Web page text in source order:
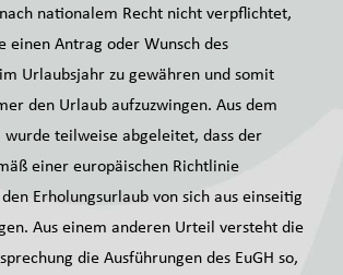
nationalem Recht nicht verpflichtet,
einen Antrag oder Wunsch des
Urlaubsjahr zu gewähren und somit
den Urlaub aufzuzwingen. Aus dem
wurde teilweise abgeleitet, dass der
einer europäischen Richtlinie
Erholungsurlaub von sich aus einseitig
Aus einem anderen Urteil versteht die
die Ausführungen des EuGH so,